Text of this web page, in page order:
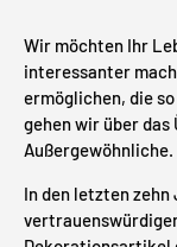
Wir möchten Ihr
interessanter
ermöglichen, die
gehen wir über das
Außergewöhnliche.
In den letzten